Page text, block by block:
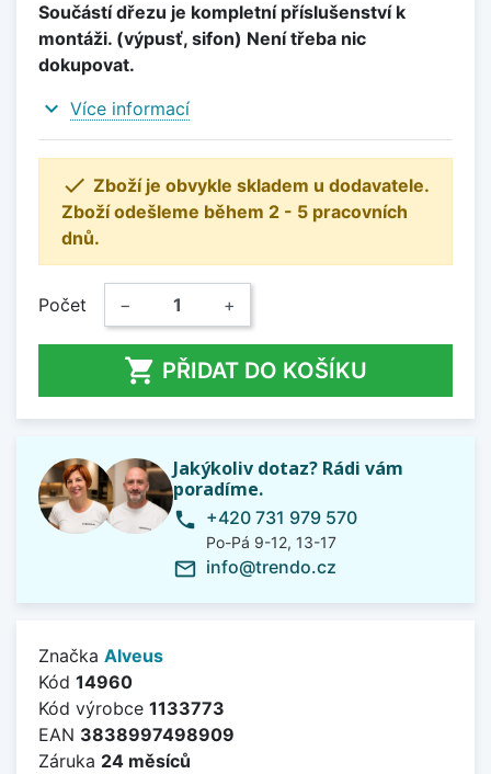
Součástí dřezu je kompletní příslušenství k
montáži. (výpusť, sifon) Není třeba nic
dokupovat.
expand_more Více informací
 Zboží je obvykle skladem u dodavatele.
Zboží odešleme během 2 - 5 pracovních
dnů.
Počet − +
 PŘIDAT DO KOŠÍKU
Jakýkoliv dotaz? Rádi vám
poradíme.
phone +420 731 979 570
Po-Pá 9-12, 13-17
mail_outline info@trendo.cz
Značka Alveus
Kód 14960
Kód výrobce 1133773
EAN 3838997498909
Záruka 24 měsíců